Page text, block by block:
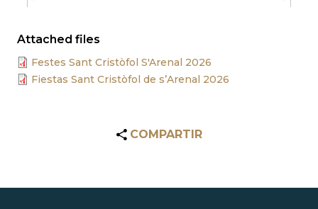
Attached files
Festes Sant Cristòfol S'Arenal 2026
Fiestas Sant Cristòfol de s’Arenal 2026
COMPARTIR